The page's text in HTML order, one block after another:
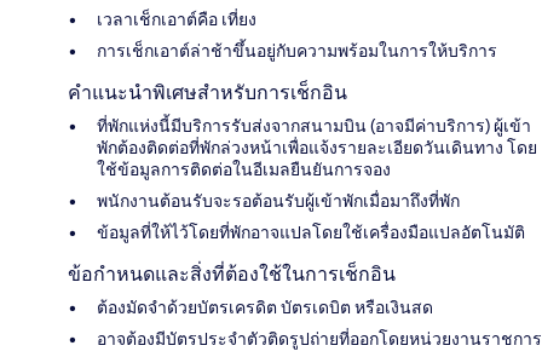
เวลาเช็กเอาต์คือ เที่ยง
การเช็กเอาต์ล่าช้าขึ้นอยู่กับความพร้อมในการให้บริการ
คำแนะนำพิเศษสำหรับการเช็กอิน
ที่พักแห่งนี้มีบริการรับส่งจากสนามบิน (อาจมีค่าบริการ) ผู้เข้า
พักต้องติดต่อที่พักล่วงหน้าเพื่อแจ้งรายละเอียดวันเดินทาง โดย
ใช้ข้อมูลการติดต่อในอีเมลยืนยันการจอง
พนักงานต้อนรับจะรอต้อนรับผู้เข้าพักเมื่อมาถึงที่พัก
ข้อมูลที่ให้ไว้โดยที่พักอาจแปลโดยใช้เครื่องมือแปลอัตโนมัติ
ข้อกำหนดและสิ่งที่ต้องใช้ในการเช็กอิน
ต้องมัดจำด้วยบัตรเครดิต บัตรเดบิต หรือเงินสด
อาจต้องมีบัตรประจำตัวติดรูปถ่ายที่ออกโดยหน่วยงานราชการ